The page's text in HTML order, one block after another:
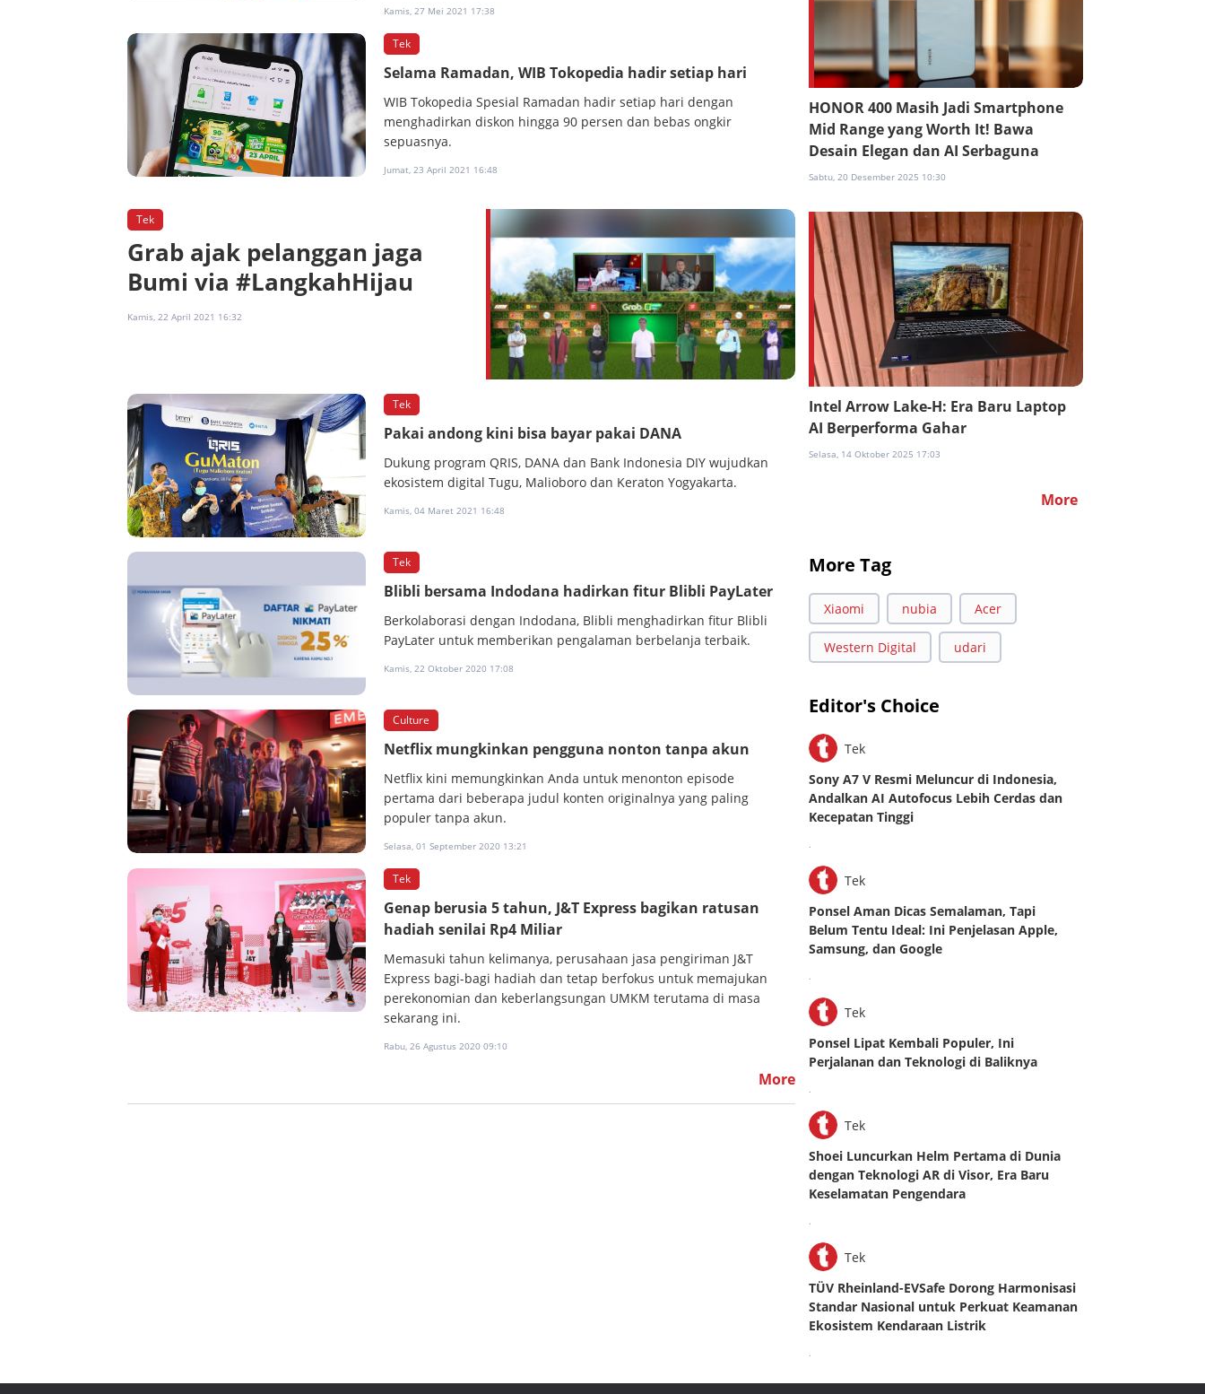
Kamis, 27 Mei 2021 17:38
Tek
Selama Ramadan, WIB Tokopedia hadir setiap hari
WIB Tokopedia Spesial Ramadan hadir setiap hari dengan
menghadirkan diskon hingga 90 persen dan bebas ongkir
sepuasnya.
Jumat, 23 April 2021 16:48
Tek
Grab ajak pelanggan jaga
Bumi via #LangkahHijau
Kamis, 22 April 2021 16:32
Tek
Pakai andong kini bisa bayar pakai DANA
Dukung program QRIS, DANA dan Bank Indonesia DIY wujudkan
ekosistem digital Tugu, Malioboro dan Keraton Yogyakarta.
Kamis, 04 Maret 2021 16:48
Tek
Blibli bersama Indodana hadirkan fitur Blibli PayLater
Berkolaborasi dengan Indodana, Blibli menghadirkan fitur Blibli
PayLater untuk memberikan pengalaman berbelanja terbaik.
Kamis, 22 Oktober 2020 17:08
Culture
Netflix mungkinkan pengguna nonton tanpa akun
Netflix kini memungkinkan Anda untuk menonton episode
pertama dari beberapa judul konten originalnya yang paling
populer tanpa akun.
Selasa, 01 September 2020 13:21
Tek
Genap berusia 5 tahun, J&T Express bagikan ratusan
hadiah senilai Rp4 Miliar
Memasuki tahun kelimanya, perusahaan jasa pengiriman J&T
Express bagi-bagi hadiah dan tetap berfokus untuk memajukan
perekonomian dan keberlangsungan UMKM terutama di masa
sekarang ini.
Rabu, 26 Agustus 2020 09:10
More
HONOR 400 Masih Jadi Smartphone
Mid Range yang Worth It! Bawa
Desain Elegan dan AI Serbaguna
Sabtu, 20 Desember 2025 10:30
Intel Arrow Lake-H: Era Baru Laptop
AI Berperforma Gahar
Selasa, 14 Oktober 2025 17:03
More
More Tag
Xiaomi nubia Acer
Western Digital udari
Editor's Choice
Tek
Sony A7 V Resmi Meluncur di Indonesia,
Andalkan AI Autofocus Lebih Cerdas dan
Kecepatan Tinggi
.
Tek
Ponsel Aman Dicas Semalaman, Tapi
Belum Tentu Ideal: Ini Penjelasan Apple,
Samsung, dan Google
.
Tek
Ponsel Lipat Kembali Populer, Ini
Perjalanan dan Teknologi di Baliknya
.
Tek
Shoei Luncurkan Helm Pertama di Dunia
dengan Teknologi AR di Visor, Era Baru
Keselamatan Pengendara
.
Tek
TÜV Rheinland-EVSafe Dorong Harmonisasi
Standar Nasional untuk Perkuat Keamanan
Ekosistem Kendaraan Listrik
.